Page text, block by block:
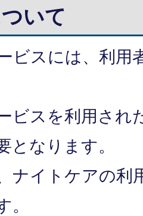
いて
ビスには、利用
ビスを利用され
となります。
ナイトケアの利
。